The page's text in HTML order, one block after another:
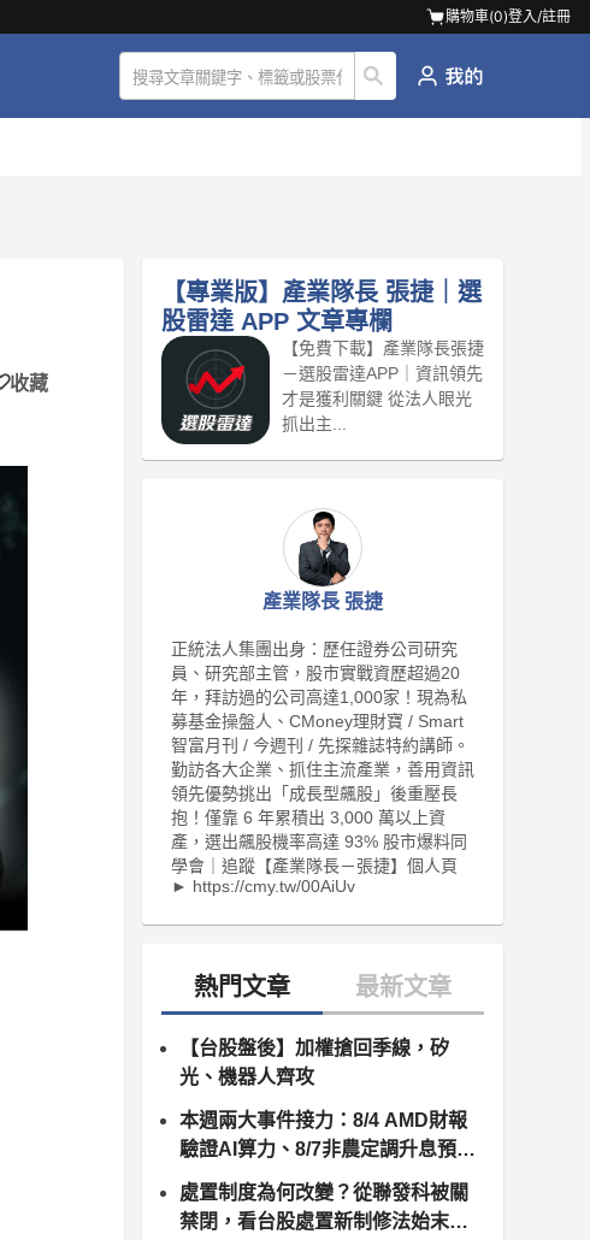
購物車(0)登入/註冊
收藏
【專業版】產業隊長 張捷｜選
股雷達 APP 文章專欄
【免費下載】產業隊長張捷
－選股雷達APP｜資訊領先
才是獲利關鍵 從法人眼光
抓出主...
產業隊長 張捷
正統法人集團出身：歷任證券公司研究
員、研究部主管，股市實戰資歷超過20
年，拜訪過的公司高達1,000家！現為私
募基金操盤人、CMoney理財寶 / Smart
智富月刊 / 今週刊 / 先探雜誌特約講師。
勤訪各大企業、抓住主流產業，善用資訊
領先優勢挑出「成長型飆股」後重壓長
抱！僅靠 6 年累積出 3,000 萬以上資
產，選出飆股機率高達 93% 股市爆料同
學會｜追蹤【產業隊長－張捷】個人頁
► https://cmy.tw/00AiUv
【台股盤後】加權搶回季線，矽
光、機器人齊攻
本週兩大事件接力：8/4 AMD財報
驗證AI算力、8/7非農定調升息預
期，台股供應鏈誰卡位最佳？
處置制度為何改變？從聯發科被關
禁閉，看台股處置新制修法始末（8